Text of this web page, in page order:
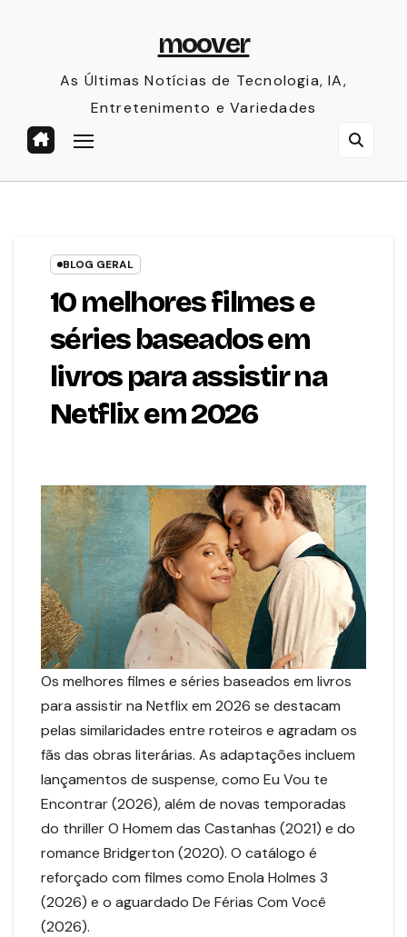
moover
As Últimas Notícias de Tecnologia, IA,
Entretenimento e Variedades
BLOG GERAL
10 melhores filmes e
séries baseados em
livros para assistir na
Netflix em 2026
Os melhores filmes e séries baseados em livros
para assistir na Netflix em 2026 se destacam
pelas similaridades entre roteiros e agradam os
fãs das obras literárias. As adaptações incluem
lançamentos de suspense, como Eu Vou te
Encontrar (2026), além de novas temporadas
do thriller O Homem das Castanhas (2021) e do
romance Bridgerton (2020). O catálogo é
reforçado com filmes como Enola Holmes 3
(2026) e o aguardado De Férias Com Você
(2026).